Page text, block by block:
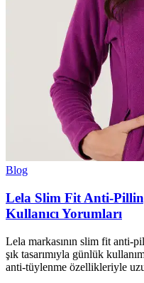
Blog
Lela Slim Fit Anti-
Kullanıcı Yorumları
Lela markasının slim fit anti-
şık tasarımıyla günlük
anti-tüylenme özellikleriyle